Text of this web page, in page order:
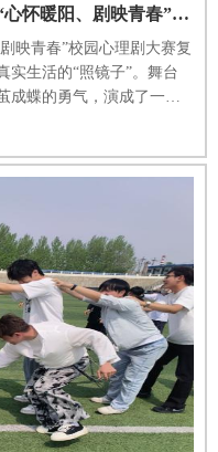
心理健康教育中心举办第十五届“心怀暖阳、剧映青春”校园心理剧大赛复赛
映青春”校园心理剧大赛复
实生活的“照镜子”。舞台
成蝶的勇气，演成了一个
？剧目《麻辣烫》用细腻
在迷茫挣扎中，一...